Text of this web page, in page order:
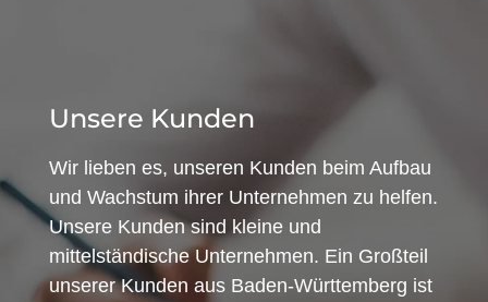
Unsere Kunden
Wir lieben es, unseren Kunden beim Aufbau
und Wachstum ihrer Unternehmen zu helfen.
Unsere Kunden sind kleine und
mittelständische Unternehmen. Ein Großteil
unserer Kunden aus Baden-Württemberg ist